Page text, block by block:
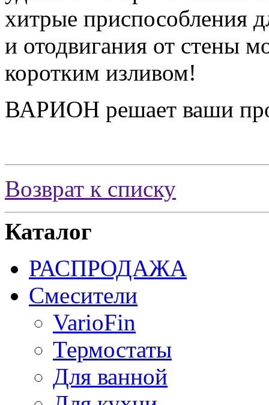
хитрые приспособления
и отодвигания от стены
коротким изливом!
ВАРИОН решает ваши
Возврат к списку
Каталог
РАСПРОДАЖА
Смесители
VarioFin
Термостаты
Для ванной